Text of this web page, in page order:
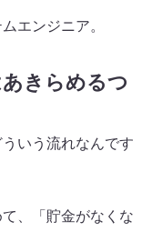
エンジニア。
きらめるつ
いう流れなんです
、「貯金がなくな